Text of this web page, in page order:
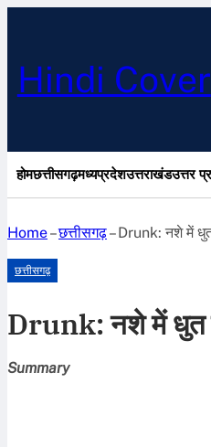
Hindi Cover
होमछत्तीसगढ़मध्यप्रदेशउत्तराखंडउत्तर
Home–छत्तीसगढ़–Drunk: नशे में धुत
छत्तीसगढ़
Drunk: नशे में धुत
Summary